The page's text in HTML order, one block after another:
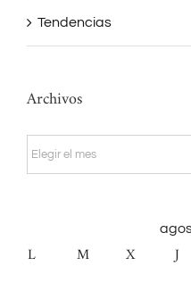
Tendencias
Archivos
Archivos
L M X J